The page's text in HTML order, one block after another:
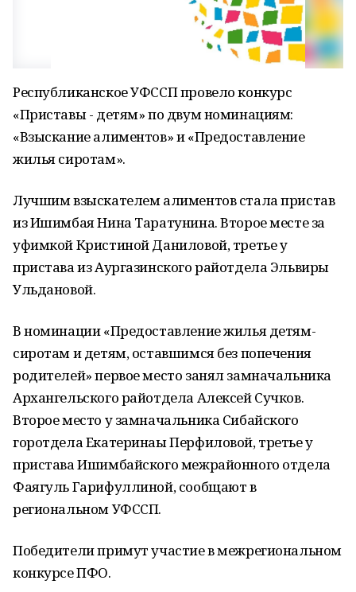
Республиканское УФССП провело конкурс
«Приставы - детям» по двум номинациям:
«Взыскание алиментов» и «Предоставление
жилья сиротам».
Лучшим взыскателем алиментов стала пристав
из Ишимбая Нина Таратунина. Второе месте за
уфимкой Кристиной Даниловой, третье у
пристава из Аургазинского райотдела Эльвиры
Ульдановой.
В номинации «Предоставление жилья детям-
сиротам и детям, оставшимся без попечения
родителей» первое место занял замначальника
Архангельского райотдела Алексей Сучков.
Второе место у замначальника Сибайского
горотдела Екатеринаы Перфиловой, третье у
пристава Ишимбайского межрайонного отдела
Фаягуль Гарифуллиной, сообщают в
региональном УФССП.
Победители примут участие в межрегиональном
конкурсе ПФО.